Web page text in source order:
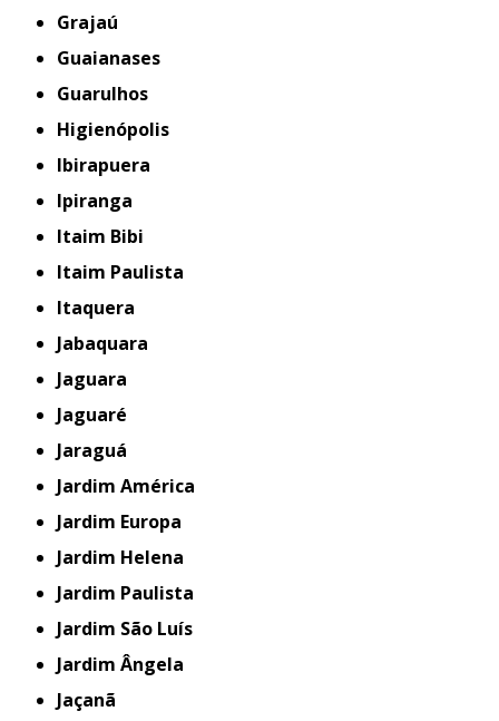
Grajaú
Guaianases
Guarulhos
Higienópolis
Ibirapuera
Ipiranga
Itaim Bibi
Itaim Paulista
Itaquera
Jabaquara
Jaguara
Jaguaré
Jaraguá
Jardim América
Jardim Europa
Jardim Helena
Jardim Paulista
Jardim São Luís
Jardim Ângela
Jaçanã